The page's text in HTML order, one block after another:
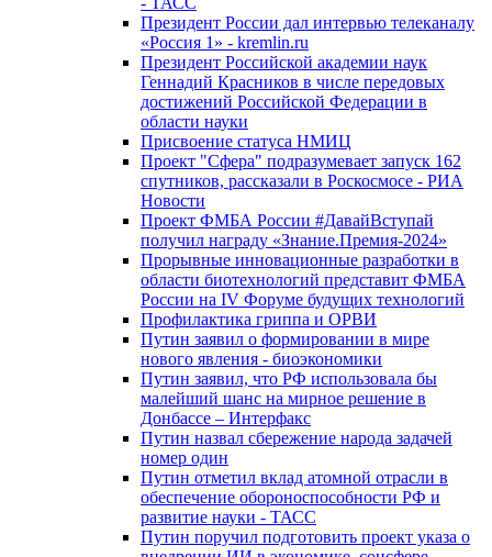
Президент России дал интервью телеканалу
«Россия 1» - kremlin.ru
Президент Российской академии наук
Геннадий Красников в числе передовых
достижений Российской Федерации в
области науки
Присвоение статуса НМИЦ
Проект "Сфера" подразумевает запуск 162
спутников, рассказали в Роскосмосе - РИА
Новости
Проект ФМБА России #ДавайВступай
получил награду «Знание.Премия-2024»
Прорывные инновационные разработки в
области биотехнологий представит ФМБА
России на IV Форуме будущих технологий
Профилактика гриппа и ОРВИ
Путин заявил о формировании в мире
нового явления - биоэкономики
Путин заявил, что РФ использовала бы
малейший шанс на мирное решение в
Донбассе – Интерфакс
Путин назвал сбережение народа задачей
номер один
Путин отметил вклад атомной отрасли в
обеспечение обороноспособности РФ и
развитие науки - ТАСС
Путин поручил подготовить проект указа о